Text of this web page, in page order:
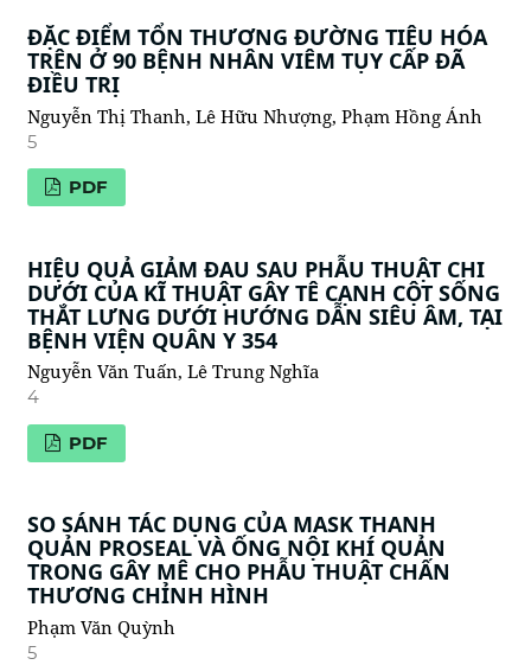
ĐẶC ĐIỂM TỔN THƯƠNG ĐƯỜNG TIÊU HÓA
TRÊN Ở 90 BỆNH NHÂN VIÊM TỤY CẤP ĐÃ
ĐIỀU TRỊ
Nguyễn Thị Thanh, Lê Hữu Nhượng, Phạm Hồng Ánh
5
PDF
HIỆU QUẢ GIẢM ĐAU SAU PHẪU THUẬT CHI
DƯỚI CỦA KĨ THUẬT GÂY TÊ CẠNH CỘT SỐNG
THẮT LƯNG DƯỚI HƯỚNG DẪN SIÊU ÂM, TẠI
BỆNH VIỆN QUÂN Y 354
Nguyễn Văn Tuấn, Lê Trung Nghĩa
4
PDF
SO SÁNH TÁC DỤNG CỦA MASK THANH
QUẢN PROSEAL VÀ ỐNG NỘI KHÍ QUẢN
TRONG GÂY MÊ CHO PHẪU THUẬT CHẤN
THƯƠNG CHỈNH HÌNH
Phạm Văn Quỳnh
5